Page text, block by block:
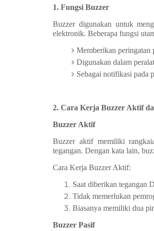
1. Fungsi Buzzer
Buzzer digunakan untuk
elektronik. Beberapa fungsi
Memberikan peringatan
Digunakan dalam
Sebagai notifikasi pada
2. Cara Kerja Buzzer Aktif
Buzzer Aktif
Buzzer aktif memiliki
tegangan. Dengan kata lain,
Cara Kerja Buzzer Aktif:
Saat diberikan tegangan
Tidak memerlukan
Biasanya memiliki dua
Buzzer Pasif